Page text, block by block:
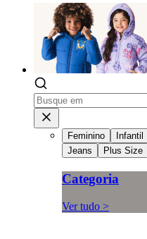
Feminino Infantil
Jeans
Plus Size
Categoria
Ver tudo >